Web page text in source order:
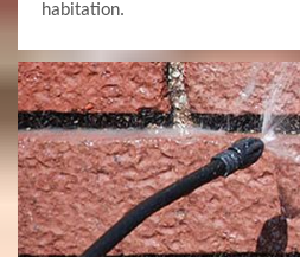
habitation.